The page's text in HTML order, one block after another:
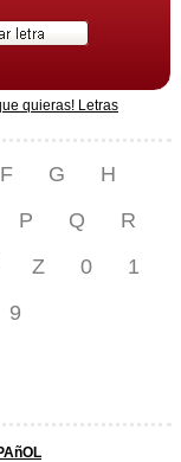
quieras! Letras
F G
H
P Q
R
Z 0
1
9